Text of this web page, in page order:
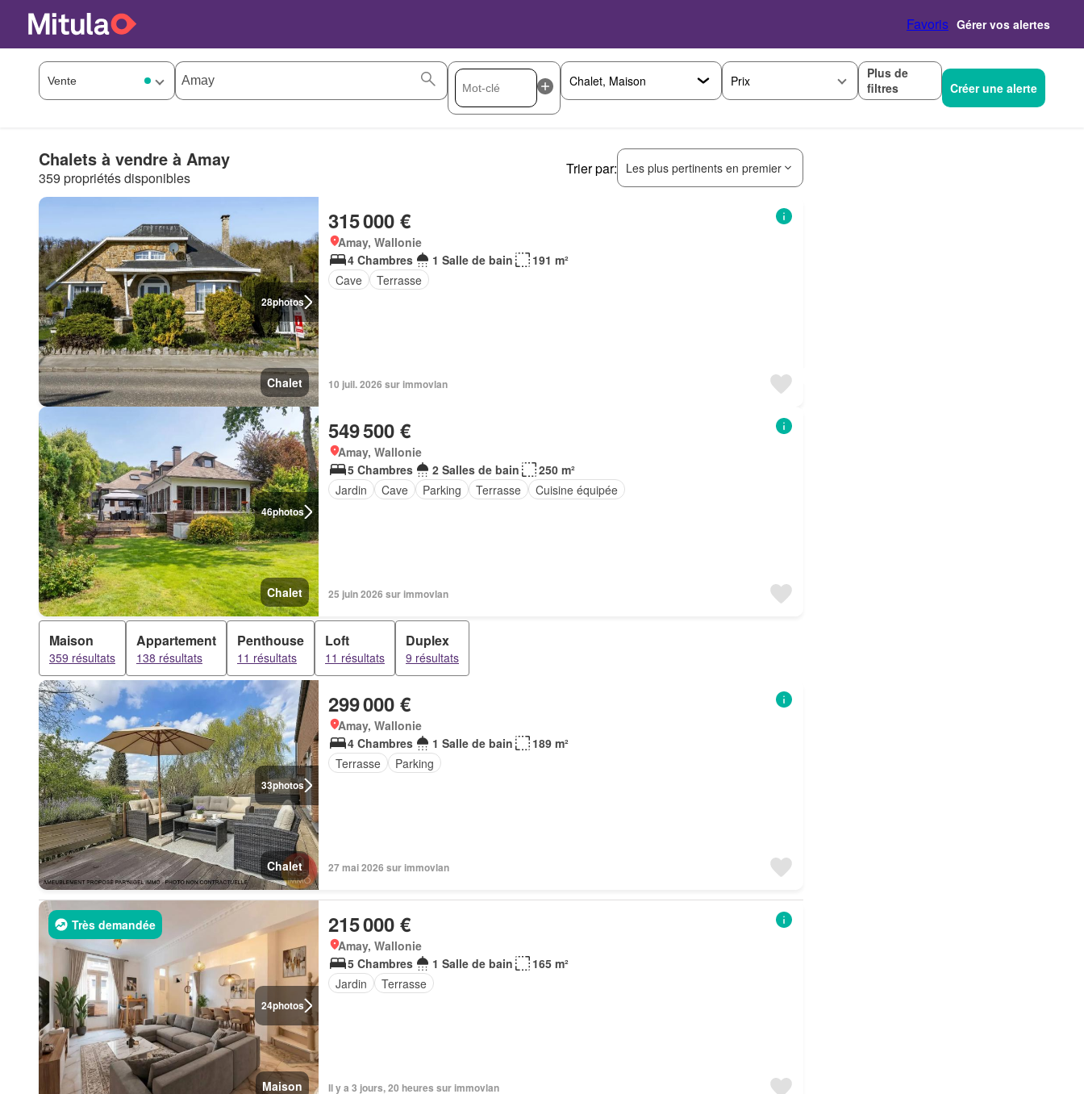
Favoris Gérer vos alertes
Prix
Plus de
filtres
Créer une alerte
Chalets à vendre à Amay
359 propriétés disponibles
Trier par: Les plus pertinents en premier
28photos
Chalet
315 000 €
Amay, Wallonie
4 Chambres
1 Salle de bain
191 m²
Cave
Terrasse
10 juil. 2026 sur immovlan
46photos
Chalet
549 500 €
Amay, Wallonie
5 Chambres
2 Salles de bain
250 m²
Jardin
Cave Parking Terrasse Cuisine équipée
25 juin 2026 sur immovlan
Maison
359 résultats
Appartement
138 résultats
Penthouse
11 résultats
Loft
11 résultats
Duplex
9 résultats
33photos
Chalet
299 000 €
Amay, Wallonie
4 Chambres
1 Salle de bain
189 m²
Terrasse
Parking
27 mai 2026 sur immovlan
24photos
Très demandée
Maison
215 000 €
Amay, Wallonie
5 Chambres
1 Salle de bain
165 m²
Jardin
Terrasse
Il y a 3 jours, 20 heures sur immovlan